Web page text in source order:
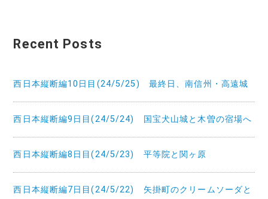
ー
ョ
Recent Posts
西日本縦断編10日目(24/5/25) 最終日、南信州・高遠城
西日本縦断編9日目(24/5/24) 国宝犬山城と木曽の宿場へ
西日本縦断編8日目(24/5/23) 平等院と関ヶ原
西日本縦断編7日目(24/5/22) 矢掛町のクリームソーダと